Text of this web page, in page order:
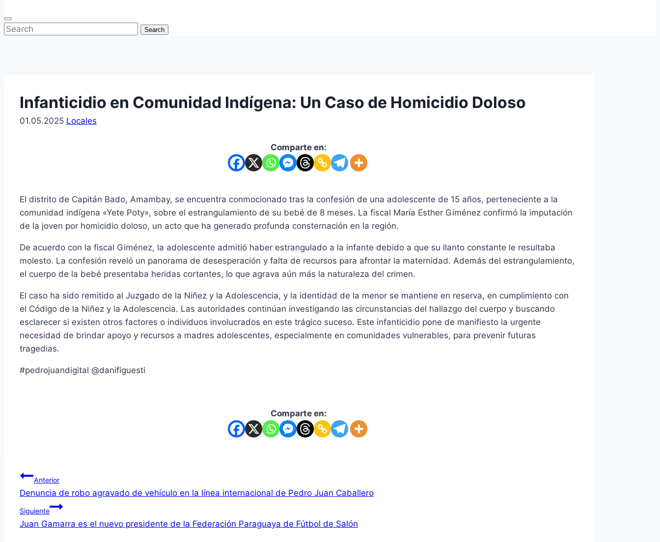
Enter
Keyword
Search
Search
Search
Infanticidio en Comunidad Indígena: Un Caso de Homicidio Doloso
01.05.2025 Locales
Comparte en:
El distrito de Capitán Bado, Amambay, se encuentra conmocionado tras la confesión de una adolescente de 15 años, perteneciente a la
comunidad indígena «Yete Poty», sobre el estrangulamiento de su bebé de 8 meses. La fiscal María Esther Giménez confirmó la imputación
de la joven por homicidio doloso, un acto que ha generado profunda consternación en la región.
De acuerdo con la fiscal Giménez, la adolescente admitió haber estrangulado a la infante debido a que su llanto constante le resultaba
molesto. La confesión reveló un panorama de desesperación y falta de recursos para afrontar la maternidad. Además del estrangulamiento,
el cuerpo de la bebé presentaba heridas cortantes, lo que agrava aún más la naturaleza del crimen.
El caso ha sido remitido al Juzgado de la Niñez y la Adolescencia, y la identidad de la menor se mantiene en reserva, en cumplimiento con
el Código de la Niñez y la Adolescencia. Las autoridades continúan investigando las circunstancias del hallazgo del cuerpo y buscando
esclarecer si existen otros factores o individuos involucrados en este trágico suceso. Este infanticidio pone de manifiesto la urgente
necesidad de brindar apoyo y recursos a madres adolescentes, especialmente en comunidades vulnerables, para prevenir futuras
tragedias.
#pedrojuandigital @danifiguesti
Comparte en:
Navegación
de
entradas
Anterior
Denuncia de robo agravado de vehículo en la línea internacional de Pedro Juan Caballero
Siguiente
Juan Gamarra es el nuevo presidente de la Federación Paraguaya de Fútbol de Salón